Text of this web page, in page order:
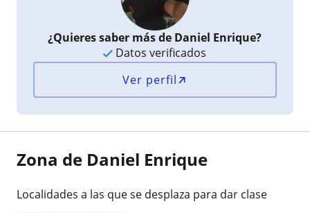
¿Quieres saber más de Daniel Enrique?
Datos verificados
Ver perfil
Zona de Daniel Enrique
Localidades a las que se desplaza para dar clase